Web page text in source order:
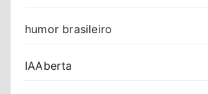
humor brasileiro
IAAberta